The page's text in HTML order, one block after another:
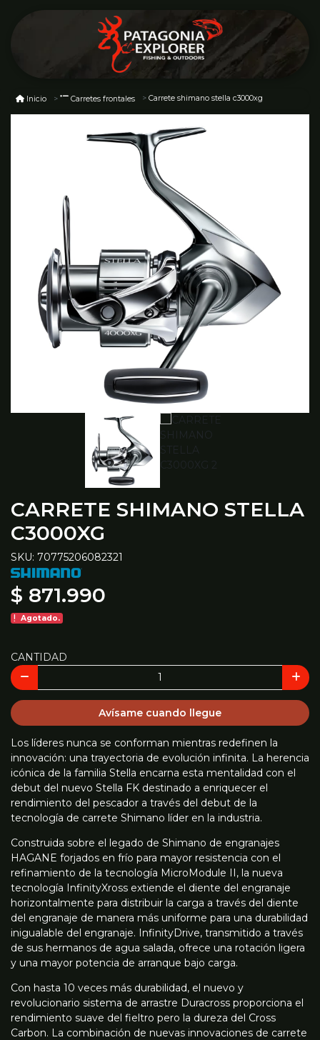
Inicio Carretes frontales Carrete shimano stella c3000xg
CARRETE SHIMANO STELLA
C3000XG
SKU: 70775206082321
$ 871.990
Agotado.
CANTIDAD
Avísame cuando llegue
Los líderes nunca se conforman mientras redefinen la
innovación: una trayectoria de evolución infinita. La herencia
icónica de la familia Stella encarna esta mentalidad con el
debut del nuevo Stella FK destinado a enriquecer el
rendimiento del pescador a través del debut de la
tecnología de carrete Shimano líder en la industria.
Construida sobre el legado de Shimano de engranajes
HAGANE forjados en frío para mayor resistencia con el
refinamiento de la tecnología MicroModule II, la nueva
tecnología InfinityXross extiende el diente del engranaje
horizontalmente para distribuir la carga a través del diente
del engranaje de manera más uniforme para una durabilidad
inigualable del engranaje. InfinityDrive, transmitido a través
de sus hermanos de agua salada, ofrece una rotación ligera
y una mayor potencia de arranque bajo carga.
Con hasta 10 veces más durabilidad, el nuevo y
revolucionario sistema de arrastre Duracross proporciona el
rendimiento suave del fieltro pero la dureza del Cross
Carbon. La combinación de nuevas innovaciones de carrete